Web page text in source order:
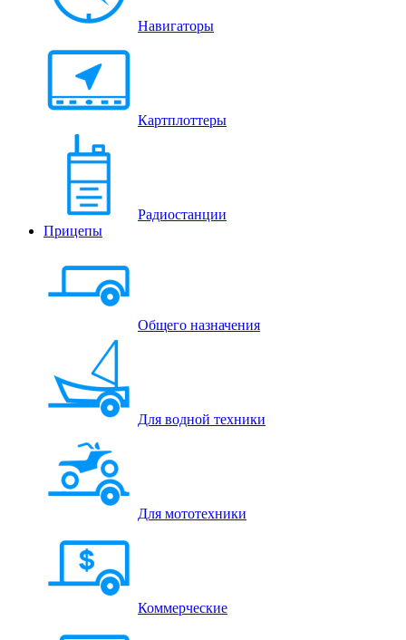
Навигаторы
Картплоттеры
Радиостанции
Прицепы
Общего назначения
Для водной техники
Для мототехники
Коммерческие